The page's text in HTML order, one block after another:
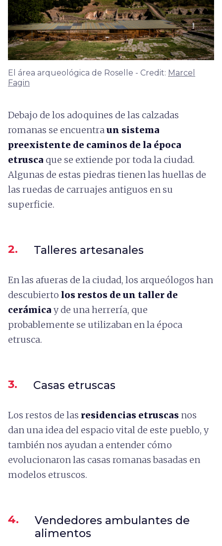
El área arqueológica de Roselle - Credit: Marcel
Fagin
Debajo de los adoquines de las calzadas
romanas se encuentraun sistema
preexistente de caminos de la época
etrusca que se extiende por toda la ciudad.
Algunas de estas piedras tienen las huellas de
las ruedas de carruajes antiguos en su
superficie.
2. Talleres artesanales
En las afueras de la ciudad, los arqueólogos han
descubierto los restos de un taller de
cerámica y de una herrería, que
probablemente se utilizaban en la época
etrusca.
3. Casas etruscas
Los restos de las residencias etruscas nos
dan una idea del espacio vital de este pueblo, y
también nos ayudan a entender cómo
evolucionaron las casas romanas basadas en
modelos etruscos.
4.
Vendedores ambulantes de
alimentos